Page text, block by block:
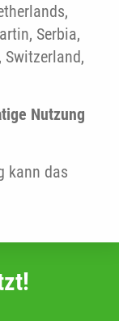
Serbia,
Switzerland,
Nutzung
kann das